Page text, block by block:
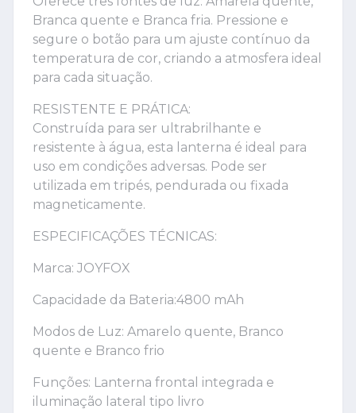
Branca quente e Branca fria. Pressione e
segure o botão para um ajuste contínuo da
temperatura de cor, criando a atmosfera ideal
para cada situação.
RESISTENTE E PRÁTICA:
Construída para ser ultrabrilhante e
resistente à água, esta lanterna é ideal para
uso em condições adversas. Pode ser
utilizada em tripés, pendurada ou fixada
magneticamente.
ESPECIFICAÇÕES TÉCNICAS:
Marca: JOYFOX
Capacidade da Bateria:4800 mAh
Modos de Luz: Amarelo quente, Branco
quente e Branco frio
Funções: Lanterna frontal integrada e
iluminação lateral tipo livro